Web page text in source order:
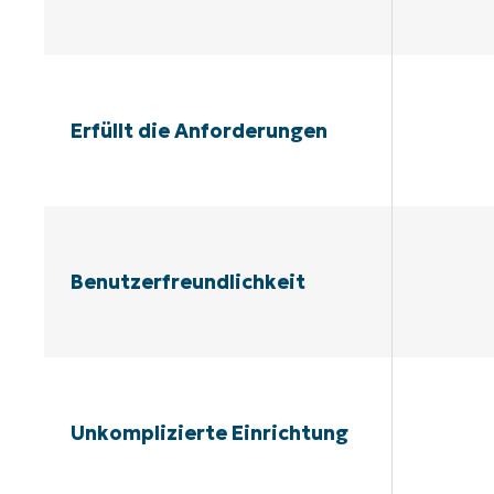
Erfüllt die Anforderungen
Benutzerfreundlichkeit
Unkomplizierte Einrichtung